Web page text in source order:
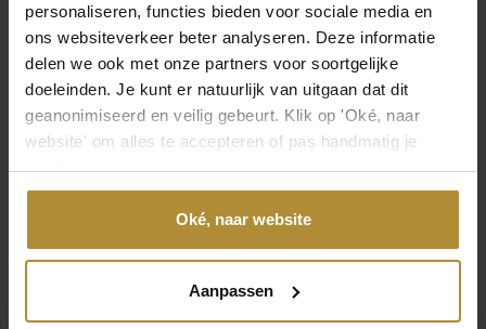
personaliseren, functies bieden voor sociale media en
ons websiteverkeer beter analyseren. Deze informatie
delen we ook met onze partners voor soortgelijke
doeleinden. Je kunt er natuurlijk van uitgaan dat dit
geanonimiseerd en veilig gebeurt. Klik op 'Oké, naar
website' om alles te accepteren of pas handmatig je
voorkeuren aan.
Oké, naar website
Aanpassen
Product
Papier, Sticker
Inhoud